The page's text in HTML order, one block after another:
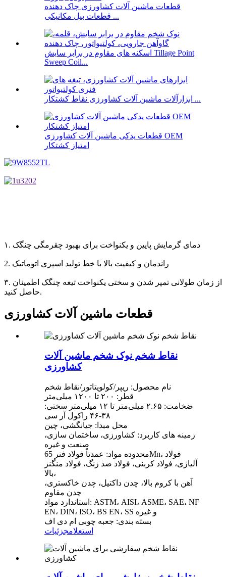
قطعات ماشین آلات کشاورزی چاک دهنده
قطعات بیل مکانیکی ...
اسکنه های مقاوم در برابر سایش Tillage Point
Sweep Coil...
ابزارآلات ماشین آلات کشاورزی نقاط کشتکار ...
قطعات یدکی ماشین آلات کشاورزی OEM
امتیاز کشتکار
۱. دمای گرمایش پایین و یکنواخت برای بهبود چقرمگی چنگک
2. راندمان و کیفیت بالا با خط تولید اسپری اتوماتیک
۳. از زمان طولانی تمپر شدن و سختی یکنواخت تیغه چنگک اطمینان
حاصل کنید.
قطعات ماشین آلات کشاورزی
نقاط شخم نوک شخم ماشین آلات
کشاورزی
نام محصول: ریپر/کولویتاتور/نقاط شخم
قطر: ۲۰۰ تا ۱۲۰۰ میلی‌متر
ضخامت: ۲.۶۵ میلی‌متر تا ۱۲ میلی‌متر سختی:
۳۸-۴۶ راکول آر سی
محل مبدا: جیانگشی، چین
زمینه های کاربرد: کشاورزی، ساختمان سازی،
صنعت و غیره
محدوده مواد: عمدتاً فولاد فنر 65Mn، فولاد
آلیاژی، فولاد کربنی، فولاد ضد زنگ، فولاد منگنز
بالا،
آهن با کروم بالا، چدن داکتیل، چدن خاکستری،
چدن مقاوم
استاندارد مواد: ASTM، AISI، ASME، SAE، NF
EN، DIN، ISO، BS EN، SS و غیره
بسته بندی: جعبه چوبی ام دی اف
استعلامجزئیات